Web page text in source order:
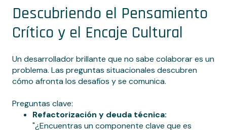
Descubriendo el Pensamiento
Crítico y el Encaje Cultural
Un desarrollador brillante que no sabe colaborar es un
problema. Las preguntas situacionales descubren
cómo afronta los desafíos y se comunica.
Preguntas clave:
Refactorización y deuda técnica:
"¿Encuentras un componente clave que es